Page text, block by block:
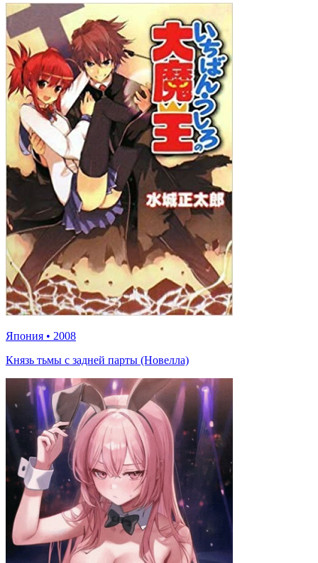
Япония • 2008
Князь тьмы с задней парты (Новелла)